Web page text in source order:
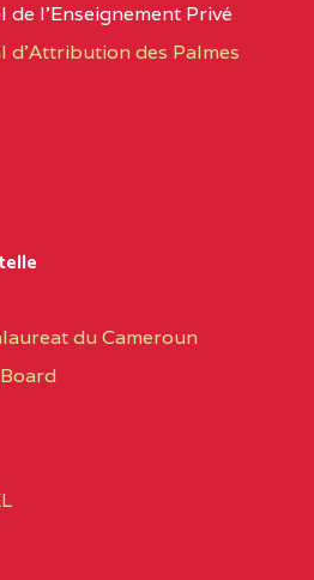
COLLEGE PRIVE
COLLEGE PRIVE LAIC
SAINT MICHEL
l’Enseignement Privé
d'Attribution des Palmes
du Cameroun